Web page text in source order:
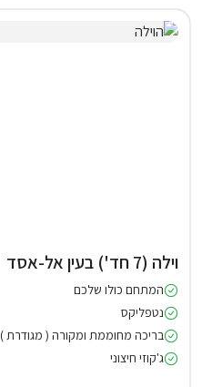
וילה (7 חד') בעין אל-אסד
המתחם כולו שלכם
נטפליקס
בריכה מחוממת ומקורה ( מגודרת )
ג'קוזי חיצוני